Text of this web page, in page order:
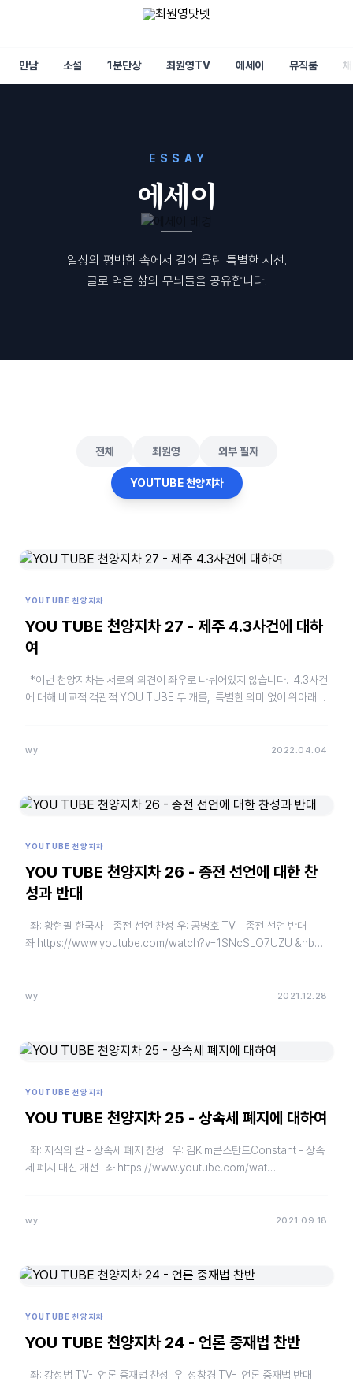
만남 소설 1분단상 최원영TV 에세이 뮤직룸
ESSAY
에세이
일상의 평범함 속에서 길어 올린 특별한 시선.
글로 엮은 삶의 무늬들을 공유합니다.
전체 최원영 외부 필자
YOUTUBE 천양지차
YOUTUBE 천양지차
YOU TUBE 천양지차 27 - 제주 4.3사건에 대하
여
*이번 천양지차는 서로의 의견이 좌우로 나뉘어있지 않습니다. 4.3사건
에 대해 비교적 객관적 YOU TUBE 두 개를, 특별한 의미 없이 위아래로
wy 2022.04.04
YOUTUBE 천양지차
YOU TUBE 천양지차 26 - 종전 선언에 대한 찬
성과 반대
좌: 황현필 한국사 - 종전 선언 찬성 우: 공병호 TV - 종전 선언 반대
좌 https://www.youtube.com/watch?v=1SNcSLO7UZU &nb…
wy 2021.12.28
YOUTUBE 천양지차
YOU TUBE 천양지차 25 - 상속세 폐지에 대하여
좌: 지식의 칼 - 상속세 폐지 찬성 우: 김Kim콘스탄트Constant - 상속
세 폐지 대신 개선 좌 https://www.youtube.com/wat…
wy 2021.09.18
YOUTUBE 천양지차
YOU TUBE 천양지차 24 - 언론 중재법 찬반
좌: 강성범 TV- 언론 중재법 찬성 우: 성창경 TV- 언론 중재법 반대